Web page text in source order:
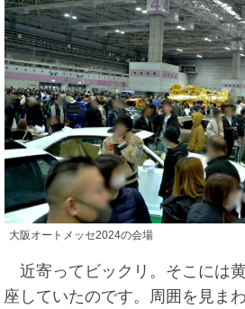
大阪オートメッセ2024の会場
近寄ってビックリ。そこには
座していたのです。周囲を見ま